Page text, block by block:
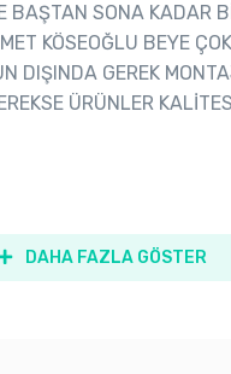
BAŞTAN SONA KADAR
KÖSEOĞLU BEYE
DIŞINDA GEREK
ÜRÜNLER
DAHA FAZLA GÖSTER